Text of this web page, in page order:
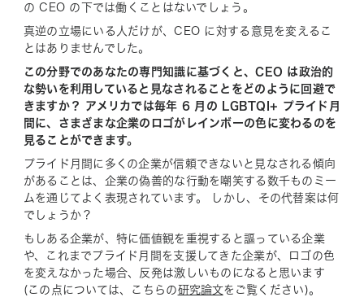
の CEO の下では働くことはないでしょう。
真逆の立場にいる人だけが、CEO に対する意見を変えるこ
とはありませんでした。
この分野でのあなたの専門知識に基づくと、CEO は政治的
な勢いを利用していると見なされることをどのように回避で
きますか？ アメリカでは毎年 6 月の LGBTQI+ プライド月
間に、さまざまな企業のロゴがレインボーの色に変わるのを
見ることができます。
プライド月間に多くの企業が信頼できないと見なされる傾向
があることは、企業の偽善的な行動を嘲笑する数千ものミー
ムを通じてよく表現されています。 しかし、その代替案は何
でしょうか？
もしある企業が、特に価値観を重視すると謳っている企業
や、これまでプライド月間を支援してきた企業が、ロゴの色
を変え なかっ た場合、反発は激しいものになると思います
(この点については、こちらの研究論文をご覧ください)。